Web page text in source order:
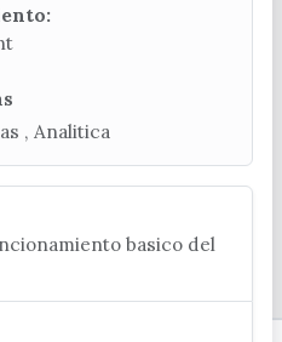
29740 - Torre del Mar
Necesarias , Preferencias , Analitica
basico del